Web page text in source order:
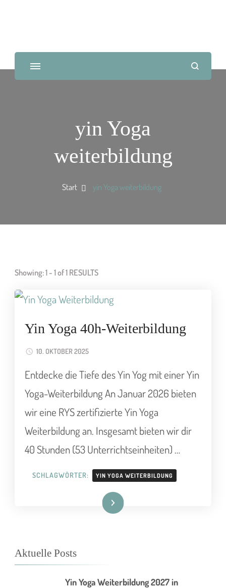
yin Yoga
weiterbildung
Start yin Yoga weiterbildung
Showing: 1 - 1 of 1 RESULTS
Yin Yoga 40h-Weiterbildung
10. OKTOBER 2025
Entdecke die Tiefe des Yin Yog mit einer Yin
Yoga-Weiterbildung An Januar 2026 bieten
wir eine RYS zertifizierte Yin Yoga
Weiterbildung an. Insgesamt bieten wir dir
40 Stunden (53 Unterrichtseinheiten) …
SCHLAGWÖRTER: YIN YOGA WEITERBILDUNG
Weiterlesen
Aktuelle Posts
Yin Yoga Weiterbildung 2027 in